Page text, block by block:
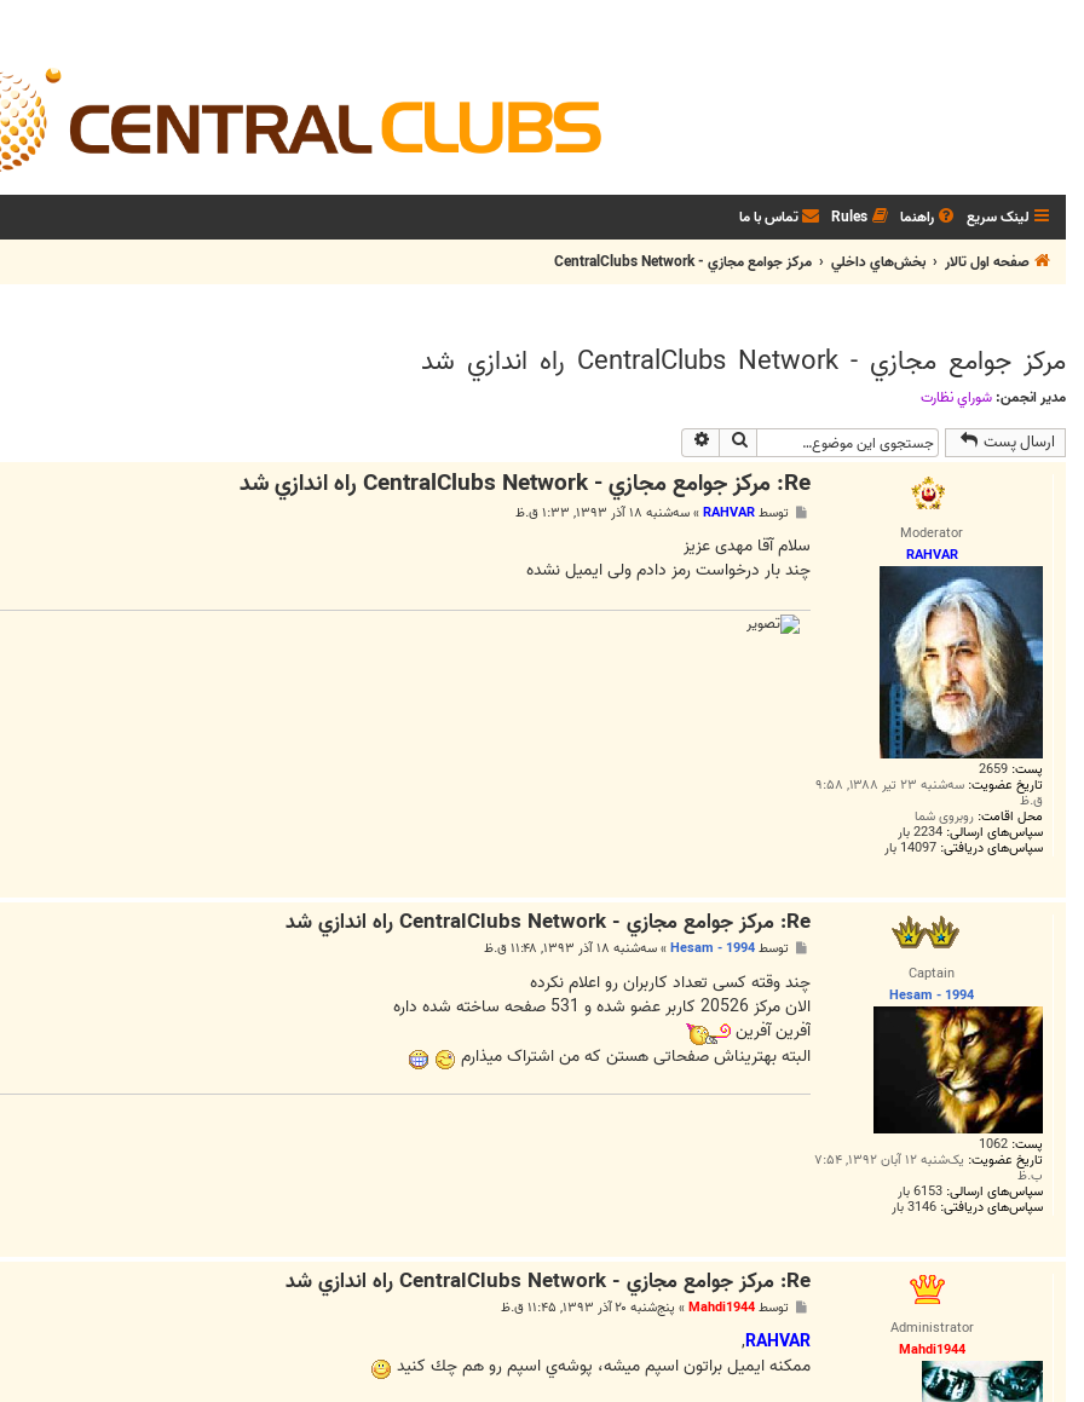
لینک سریع راهنما Rules تماس با ما
صفحه اول تالار
بخش‌هاي داخلي مرکز جوامع مجازي - CentralClubs Network
مرکز جوامع مجازي - CentralClubs Network راه اندازي شد
مدیر انجمن: شوراي نظارت
ارسال پست جستجو
Moderator
RAHVAR
پست: 2659
تاریخ عضویت: سه‌شنبه ۲۳ تیر ۱۳۸۸, ۹:۵۸
ق.ظ
محل اقامت: روبروی شما
سپاس‌های ارسالی: 2234 بار
سپاس‌های دریافتی: 14097 بار
Re: مرکز جوامع مجازي - CentralClubs Network راه اندازي شد
ت
توسطRAHVAR
»سه‌شنبه ۱۸ آذر ۱۳۹۳, ۱:۳۳ ق.ظ
سلام آقا مهدی عزیز
چند بار درخواست رمز دادم ولی ایمیل نشده
Captain
Hesam - 1994
پست: 1062
تاریخ عضویت: یک‌شنبه ۱۲ آبان ۱۳۹۲, ۷:۵۴
ب.ظ
سپاس‌های ارسالی: 6153 بار
سپاس‌های دریافتی: 3146 بار
Re: مرکز جوامع مجازي - CentralClubs Network راه اندازي شد
ت
توسطHesam - 1994
»سه‌شنبه ۱۸ آذر ۱۳۹۳, ۱۱:۴۸ ق.ظ
چند وقته کسی تعداد کاربران رو اعلام نکرده
الان مرکز 20526 کاربر عضو شده و 531 صفحه ساخته شده داره
آفرین آفرین
البته بهتریناش صفحاتی هستن که من اشتراک میذارم
Administrator
Mahdi1944
Re: مرکز جوامع مجازي - CentralClubs Network راه اندازي شد
ت
توسطMahdi1944
» پنج‌شنبه ۲۰ آذر ۱۳۹۳, ۱۱:۴۵ ق.ظ
RAHVAR
,
ممكنه ايميل براتون اسپم ميشه، پوشه‌ي اسپم رو هم چك كنيد